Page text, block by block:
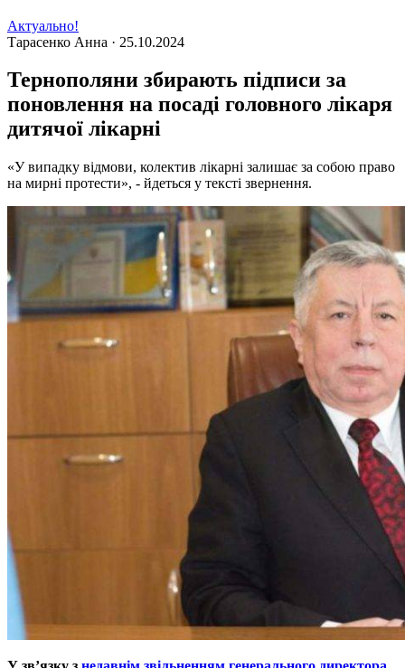
Актуально!
Тарасенко Анна · 25.10.2024
Тернополяни збирають підписи за
поновлення на посаді головного лікаря
дитячої лікарні
«У випадку відмови, колектив лікарні залишає за собою право
на мирні протести», - йдеться у тексті звернення.